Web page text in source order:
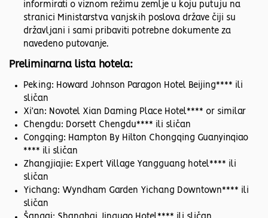
informirati o viznom režimu zemlje u koju putuju na
stranici Ministarstva vanjskih poslova države čiji su
državljani i sami pribaviti potrebne dokumente za
navedeno putovanje.
Preliminarna lista hotela:
Peking: Howard Johnson Paragon Hotel Beijing**** ili
sličan
Xi’an: Novotel Xian Daming Place Hotel**** or similar
Chengdu: Dorsett Chengdu**** ili sličan
Congqing: Hampton By Hilton Chongqing Guanyinqiao
**** ili sličan
Zhangjiajie: Expert Village Yangguang hotel**** ili
sličan
Yichang: Wyndham Garden Yichang Downtown**** ili
sličan